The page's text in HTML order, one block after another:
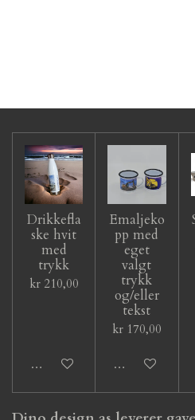
Drikkefla
ske hvit
med
trykk
kr 210,00
Legg til handlevogn
Emaljeko
pp med
eget
valgt
trykk
og/eller
tekst
kr 170,00
Legg til